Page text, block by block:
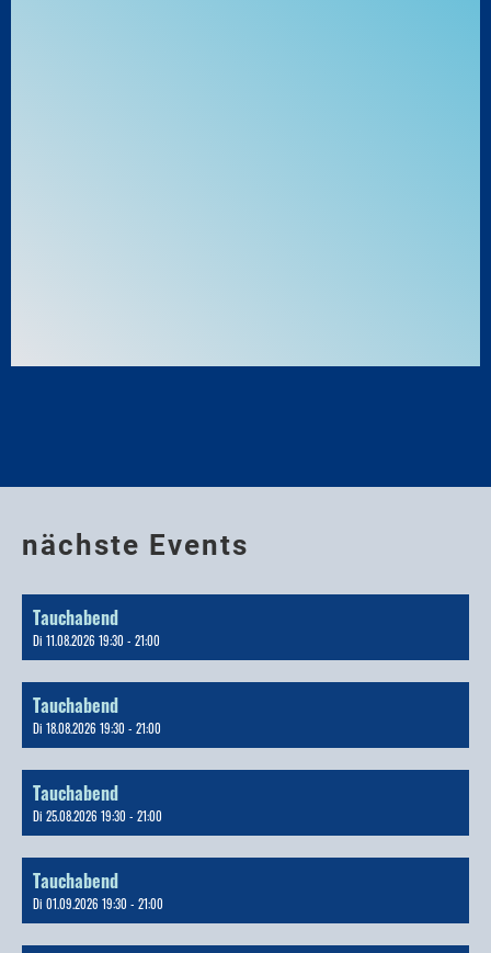
nächste Events
Tauchabend
Di 11.08.2026 19:30 - 21:00
Tauchabend
Di 18.08.2026 19:30 - 21:00
Tauchabend
Di 25.08.2026 19:30 - 21:00
Tauchabend
Di 01.09.2026 19:30 - 21:00